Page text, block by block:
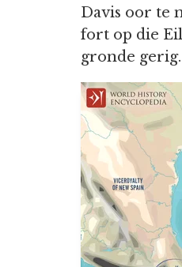
Davis oor te
fort op die
gronde gerig.